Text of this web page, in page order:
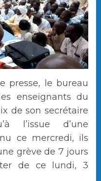
presse, le bureau
enseignants du
de son secrétaire
l’issue d’une
ce mercredi, ils
grève de 7 jours
de ce lundi, 3